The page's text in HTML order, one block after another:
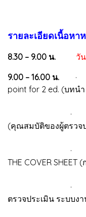
รายละเอียดเนื้อหา
8.30 – 9.00 น.
วั
9.00 – 16.00 น. ·
point for 2 ed. (บทน
·
(คุณสมบัติของผู้ตรวจ
·
THE COVER
· Weld
ตรวจประเมิน ระบบง